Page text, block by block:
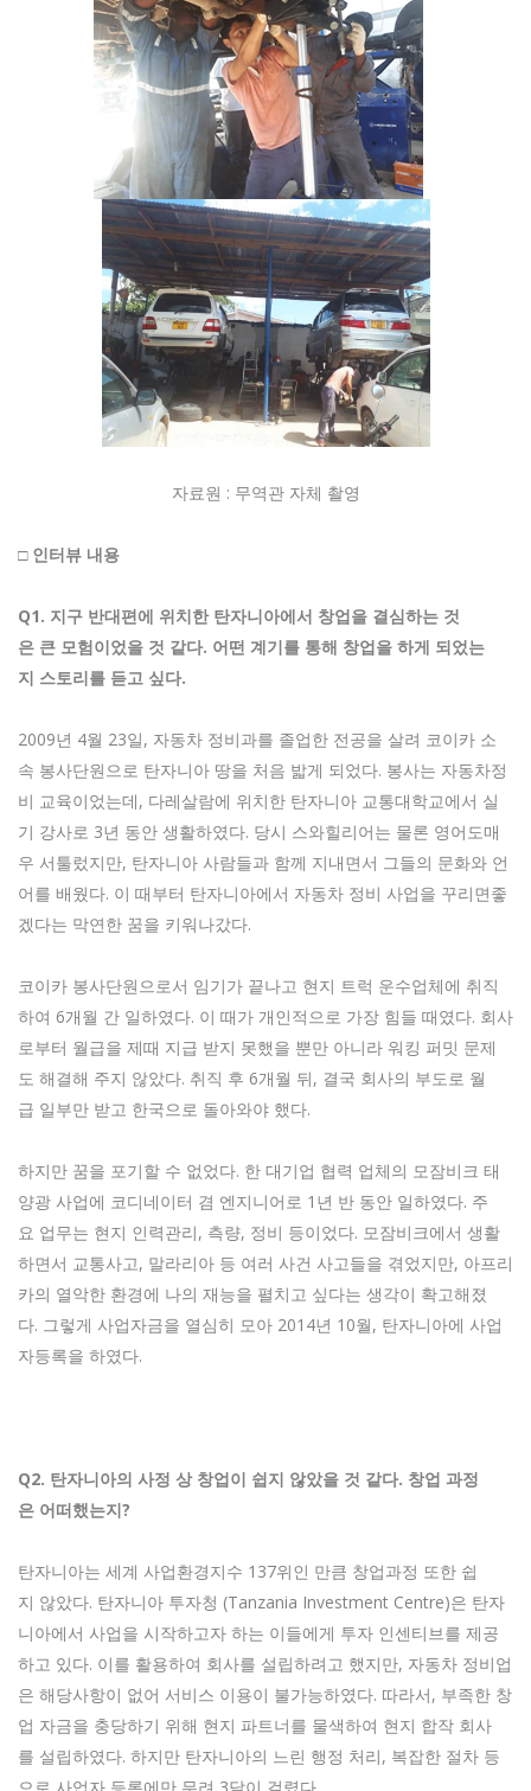
자료원 : 무역관 자체 촬영
□ 인터뷰 내용
Q1. 지구 반대편에 위치한 탄자니아에서 창업을 결심하는 것
은 큰 모험이었을 것 같다. 어떤 계기를 통해 창업을 하게 되었는
지 스토리를 듣고 싶다.
2009년 4월 23일, 자동차 정비과를 졸업한 전공을 살려 코이카 소
속 봉사단원으로 탄자니아 땅을 처음 밟게 되었다. 봉사는 자동차정
비 교육이었는데, 다레살람에 위치한 탄자니아 교통대학교에서 실
기 강사로 3년 동안 생활하였다. 당시 스와힐리어는 물론 영어도매
우 서툴렀지만, 탄자니아 사람들과 함께 지내면서 그들의 문화와 언
어를 배웠다. 이 때부터 탄자니아에서 자동차 정비 사업을 꾸리면좋
겠다는 막연한 꿈을 키워나갔다.
코이카 봉사단원으로서 임기가 끝나고 현지 트럭 운수업체에 취직
하여 6개월 간 일하였다. 이 때가 개인적으로 가장 힘들 때였다. 회사
로부터 월급을 제때 지급 받지 못했을 뿐만 아니라 워킹 퍼밋 문제
도 해결해 주지 않았다. 취직 후 6개월 뒤, 결국 회사의 부도로 월
급 일부만 받고 한국으로 돌아와야 했다.
하지만 꿈을 포기할 수 없었다. 한 대기업 협력 업체의 모잠비크 태
양광 사업에 코디네이터 겸 엔지니어로 1년 반 동안 일하였다. 주
요 업무는 현지 인력관리, 측량, 정비 등이었다. 모잠비크에서 생활
하면서 교통사고, 말라리아 등 여러 사건 사고들을 겪었지만, 아프리
카의 열악한 환경에 나의 재능을 펼치고 싶다는 생각이 확고해졌
다. 그렇게 사업자금을 열심히 모아 2014년 10월, 탄자니아에 사업
자등록을 하였다.
Q2. 탄자니아의 사정 상 창업이 쉽지 않았을 것 같다. 창업 과정
은 어떠했는지?
탄자니아는 세계 사업환경지수 137위인 만큼 창업과정 또한 쉽
지 않았다. 탄자니아 투자청 (Tanzania Investment Centre)은 탄자
니아에서 사업을 시작하고자 하는 이들에게 투자 인센티브를 제공
하고 있다. 이를 활용하여 회사를 설립하려고 했지만, 자동차 정비업
은 해당사항이 없어 서비스 이용이 불가능하였다. 따라서, 부족한 창
업 자금을 충당하기 위해 현지 파트너를 물색하여 현지 합작 회사
를 설립하였다. 하지만 탄자니아의 느린 행정 처리, 복잡한 절차 등